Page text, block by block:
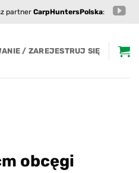
partner CarpHuntersPolska:
/ ZAREJESTRUJ SIĘ
obcęgi